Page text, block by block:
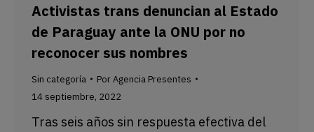
Activistas trans denuncian al Estado
de Paraguay ante la ONU por no
reconocer sus nombres
Sin categoría PorAgencia Presentes
14 septiembre, 2022
Tras seis años sin respuesta efectiva del